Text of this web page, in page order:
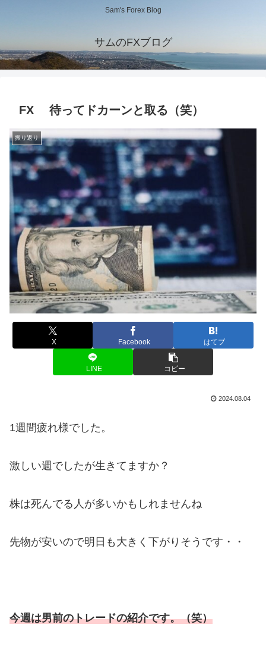
Sam's Forex Blog
サムのFXブログ
FX 待ってドカーンと取る（笑）
振り返り
X Facebook はてブ
LINE コピー
2024.08.04
1週間疲れ様でした。
激しい週でしたが生きてますか？
株は死んでる人が多いかもしれませんね
先物が安いので明日も大きく下がりそうです・・
今週は男前のトレードの紹介です。（笑）